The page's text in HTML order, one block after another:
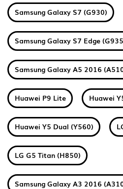
Samsung Galaxy S7 (G930)
Samsung Galaxy S7 Edge
Samsung Galaxy A5 2016
Huawei P9 Lite Huawei
Huawei Y5 Dual (Y560)
LG G5 Titan (H850)
Samsung Galaxy A3 2016